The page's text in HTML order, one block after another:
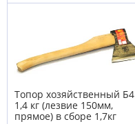
Топор хозяйственный Б4
1,4 кг (лезвие 150мм,
прямое) в сборе 1,7кг